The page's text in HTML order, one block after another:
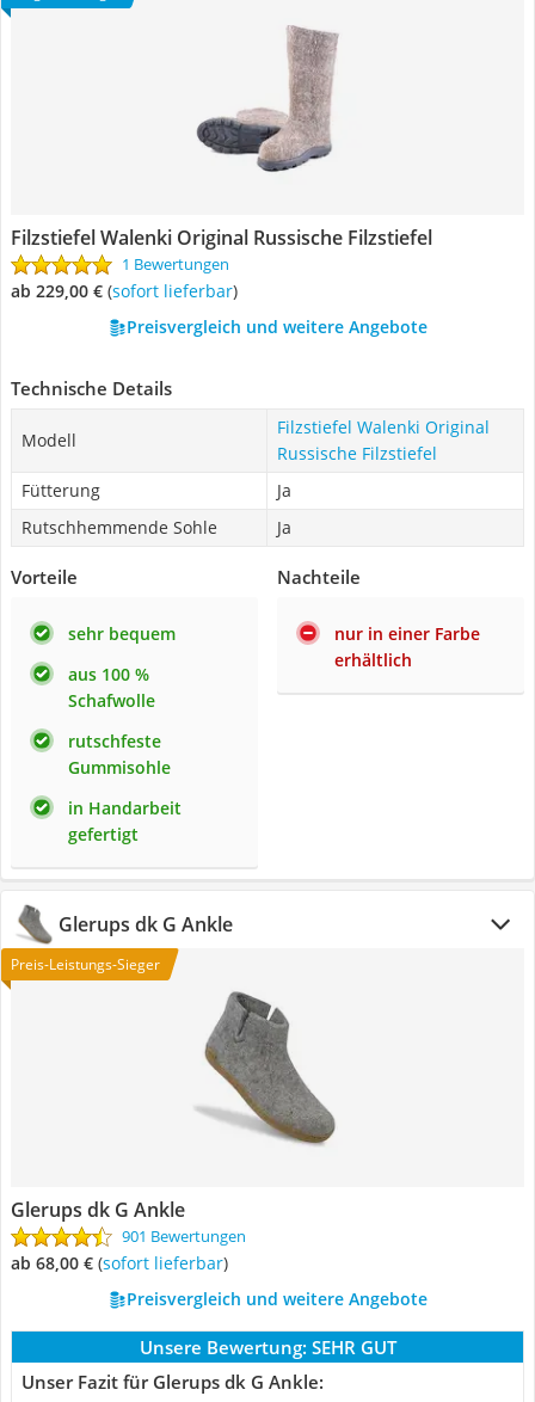
Filzstiefel Walenki Original Russische Filzstiefel
1 Bewertungen
ab 229,00 € ( Sofort lieferbar)
Preisvergleich und weitere Angebote
Technische Details
Modell
Filzstiefel Walenki Original
Russische Filzstiefel
Fütterung
Ja
Rutschhemmende Sohle
Ja
Vorteile
sehr bequem
aus 100 %
Schafwolle
rutschfeste
Gummisohle
in Handarbeit
gefertigt
Nachteile
nur in einer Farbe
erhältlich
Glerups dk G Ankle
Preis-Leistungs-Sieger
Glerups dk G Ankle
901 Bewertungen
ab 68,00 € ( Sofort lieferbar)
Preisvergleich und weitere Angebote
Unsere Bewertung: SEHR GUT
Unser Fazit für Glerups dk G Ankle: